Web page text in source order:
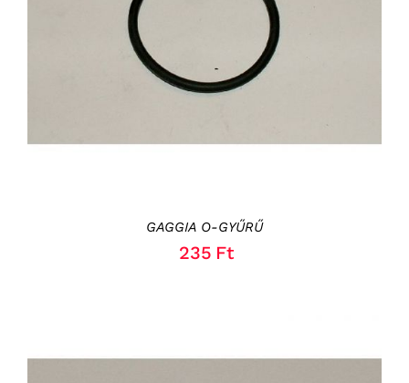
KOSÁRBA TESZEM RÉSZLETEK
GAGGIA O-GYŰRŰ
235 Ft